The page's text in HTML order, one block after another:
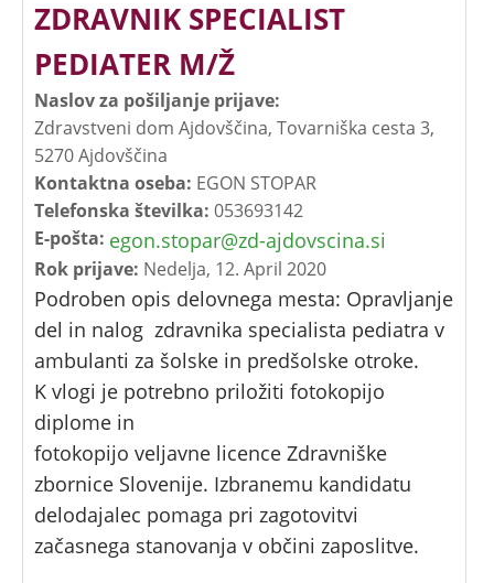
ZDRAVNIK SPECIALIST
PEDIATER M/Ž
Naslov za pošiljanje prijave:
Zdravstveni dom Ajdovščina, Tovarniška cesta 3,
5270 Ajdovščina
Kontaktna oseba: EGON STOPAR
Telefonska številka: 053693142
E-pošta: egon.stopar@zd-ajdovscina.si
Rok prijave: Nedelja, 12. April 2020
Podroben opis delovnega mesta: Opravljanje
del in nalog zdravnika specialista pediatra v
ambulanti za šolske in predšolske otroke.
K vlogi je potrebno priložiti fotokopijo
diplome in
fotokopijo veljavne licence Zdravniške
zbornice Slovenije. Izbranemu kandidatu
delodajalec pomaga pri zagotovitvi
začasnega stanovanja v občini zaposlitve.